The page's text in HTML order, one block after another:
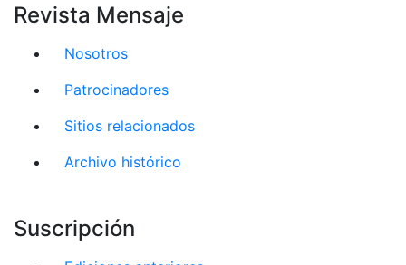
Revista Mensaje
Nosotros
Patrocinadores
Sitios relacionados
Archivo histórico
Suscripción